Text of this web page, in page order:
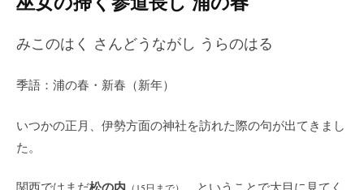
みこのはく さんどうながし うらのはる
季語：浦の春・新春（新年）
いつかの正月、伊勢方面の神社を訪れた際の句が出てきまし
た。